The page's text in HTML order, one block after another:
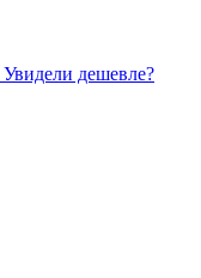
Увидели дешевле?